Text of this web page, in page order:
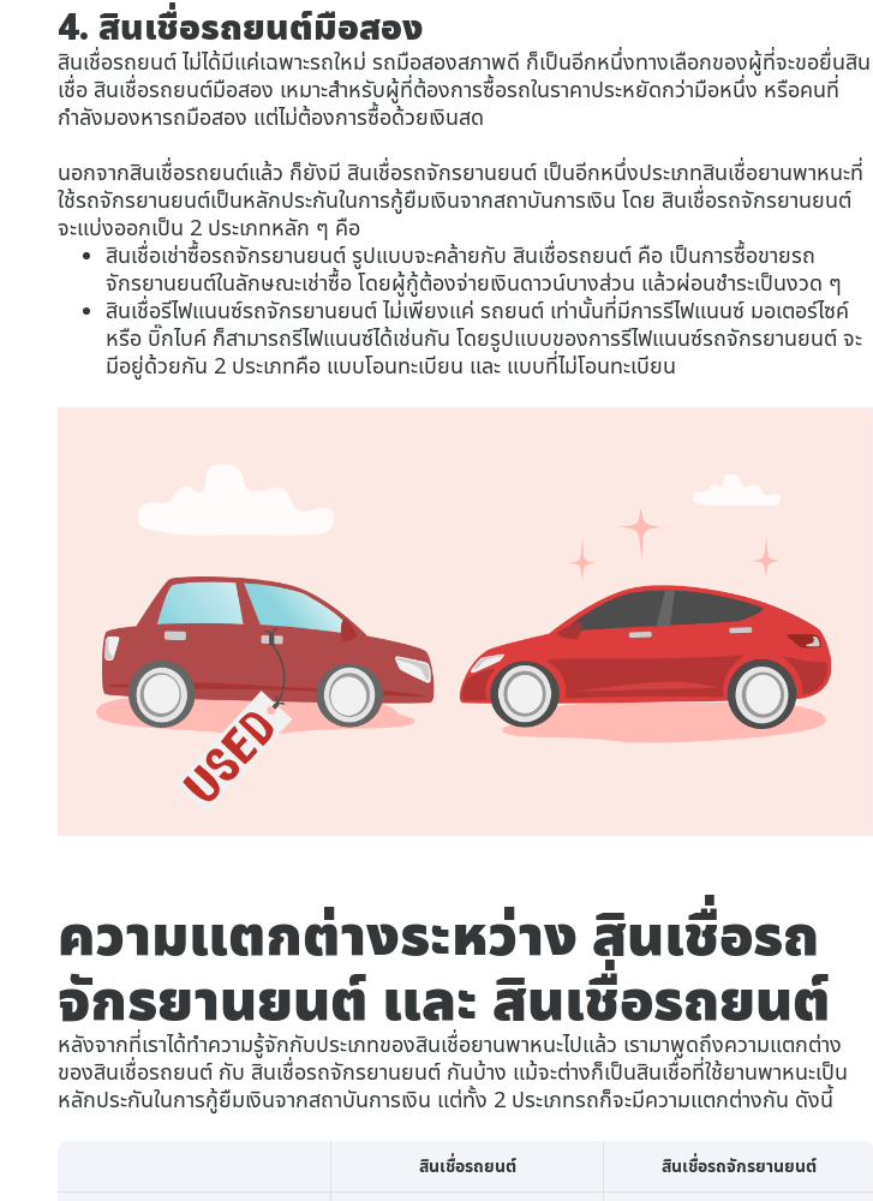
4. สินเชื่อรถยนต์มือสอง
สินเชื่อรถยนต์ ไม่ได้มีแค่เฉพาะรถใหม่ รถมือสองสภาพดี ก็เป็นอีกหนึ่งทางเลือกของผู้ที่จะขอยื่นสิน
เชื่อ สินเชื่อรถยนต์มือสอง เหมาะสำหรับผู้ที่ต้องการซื้อรถในราคาประหยัดกว่ามือหนึ่ง หรือคนที่
กำลังมองหารถมือสอง แต่ไม่ต้องการซื้อด้วยเงินสด
นอกจากสินเชื่อรถยนต์แล้ว ก็ยังมี สินเชื่อรถจักรยานยนต์ เป็นอีกหนึ่งประเภทสินเชื่อยานพาหนะที่
ใช้รถจักรยานยนต์เป็นหลักประกันในการกู้ยืมเงินจากสถาบันการเงิน โดย สินเชื่อรถจักรยานยนต์
จะแบ่งออกเป็น 2 ประเภทหลัก ๆ คือ
สินเชื่อเช่าซื้อรถจักรยานยนต์ รูปแบบจะคล้ายกับ สินเชื่อรถยนต์ คือ เป็นการซื้อขายรถ
จักรยานยนต์ในลักษณะเช่าซื้อ โดยผู้กู้ต้องจ่ายเงินดาวน์บางส่วน แล้วผ่อนชำระเป็นงวด ๆ
สินเชื่อรีไฟแนนซ์รถจักรยานยนต์ ไม่เพียงแค่ รถยนต์ เท่านั้นที่มีการรีไฟแนนซ์ มอเตอร์ไซค์
หรือ บิ๊กไบค์ ก็สามารถรีไฟแนนซ์ได้เช่นกัน โดยรูปแบบของการรีไฟแนนซ์รถจักรยานยนต์ จะ
มีอยู่ด้วยกัน 2 ประเภทคือ แบบโอนทะเบียน และ แบบที่ไม่โอนทะเบียน
ความแตกต่างระหว่าง สินเชื่อรถ
จักรยานยนต์ และ สินเชื่อรถยนต์
หลังจากที่เราได้ทำความรู้จักกับประเภทของสินเชื่อยานพาหนะไปแล้ว เรามาพูดถึงความแตกต่าง
ของสินเชื่อรถยนต์ กับ สินเชื่อรถจักรยานยนต์ กันบ้าง แม้จะต่างก็เป็นสินเชื่อที่ใช้ยานพาหนะเป็น
หลักประกันในการกู้ยืมเงินจากสถาบันการเงิน แต่ทั้ง 2 ประเภทรถก็จะมีความแตกต่างกัน ดังนี้
สินเชื่อรถยนต์ สินเชื่อรถจักรยานยนต์